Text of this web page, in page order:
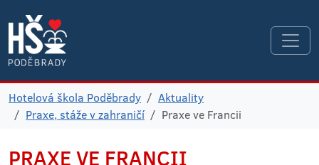
Hotelová škola Poděbrady
Aktuality
Praxe, stáže v zahraničí
Praxe ve Francii
PRAXE VE FRANCII